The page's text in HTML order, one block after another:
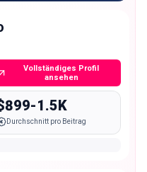
Vollständiges Profil
ansehen
1.5K
Durchschnitt pro Beitrag